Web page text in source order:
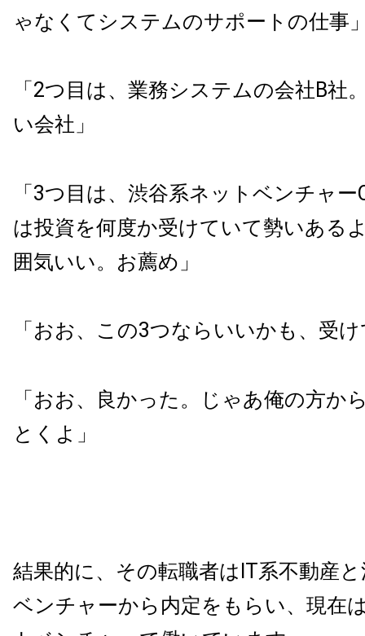
ゃなくてシステムのサポートの仕事
「 2つ目は、業務システムの会社B社
い会社」
「 3つ目は、渋谷系ネットベンチャー
は投資を何度か受けていて勢いある
囲気いい。お薦め」
「おお、この3つならいいかも、受
「おお、良かった。じゃあ俺の方か
とくよ」
結果的に、その転職者は IT系不動産
ベンチャーから内定をもらい、現在